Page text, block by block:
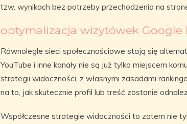
tzw. wynikach bez potrzeby przechodzenia na
optymalizacja wizytówek Google
Równolegle sieci społecznościowe stają się
YouTube i inne kanały nie są już tylko miejscem
strategii widoczności, z własnymi zasadami
na to, jak skutecznie profil lub treść zostanie
Współczesne strategie widoczności to zatem nie